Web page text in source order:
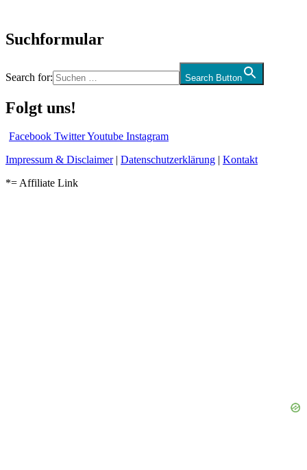
Suchformular
Search for: Search Button
Folgt uns!
Facebook TwitterYoutube Instagram
Impressum & Disclaimer| Datenschutzerklärung | Kontakt
*= Affiliate Link